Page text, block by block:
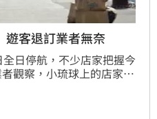
客退訂業者無奈
日停航，不少店家把握今
觀察，小琉球上的店家至
拉起警戒線禁止下水，至